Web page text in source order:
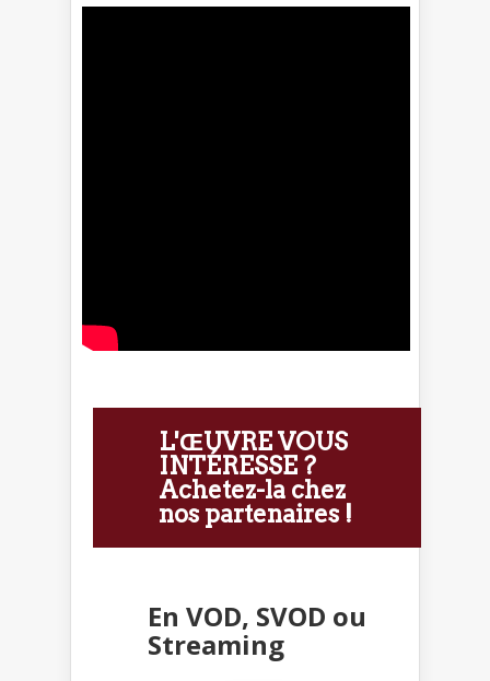
L'ŒUVRE VOUS
INTÉRESSE ?
Achetez-la chez
nos partenaires !
En VOD, SVOD ou
Streaming